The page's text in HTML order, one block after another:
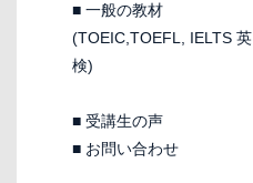
■ 一般の教材
(TOEIC,TOEFL, IELTS 英
検)
■ 受講生の声
■ お問い合わせ